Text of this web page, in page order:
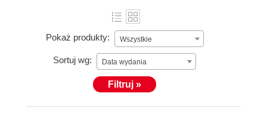
Pokaż produkty: Wszystkie
Sortuj wg: Data wydania
Filtruj »